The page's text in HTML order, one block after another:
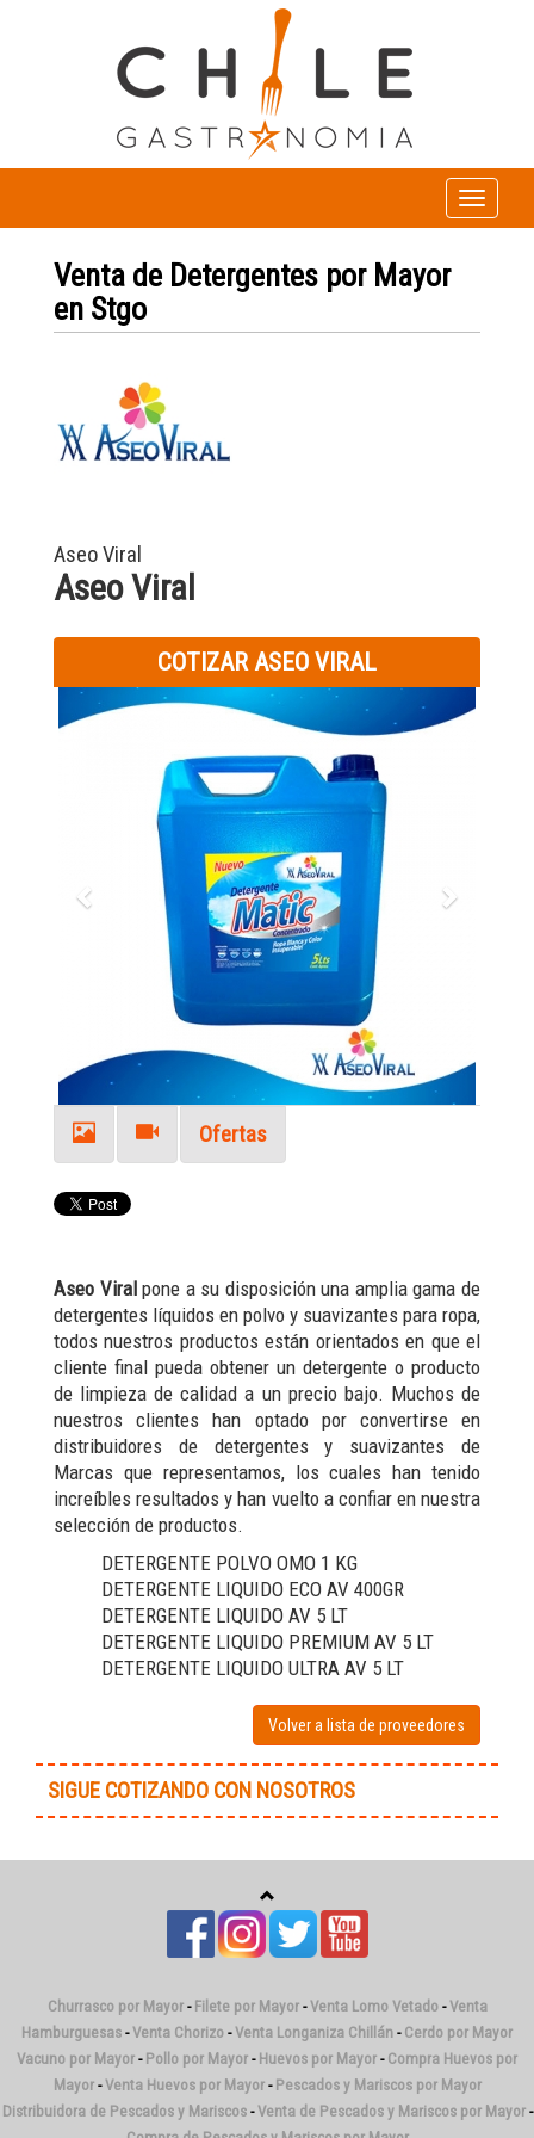
Toggle
navigation
Venta de Detergentes por Mayor
en Stgo
Aseo Viral
Aseo Viral
COTIZAR ASEO VIRAL
Previous
Ofertas
Aseo Viralpone a su disposición una amplia gama de
detergentes líquidos en polvo y suavizantes para ropa,
todos nuestros productos están orientados en que el
cliente final pueda obtener un detergente o producto
de limpieza de calidad a un precio bajo. Muchos de
nuestros clientes han optado por convertirse en
distribuidores de detergentes y suavizantes de
Marcas que representamos, los cuales han tenido
increíbles resultados y han vuelto a confiar en nuestra
selección de productos.
DETERGENTE POLVO OMO 1 KG
DETERGENTE LIQUIDO ECO AV 400GR
DETERGENTE LIQUIDO AV 5 LT
DETERGENTE LIQUIDO PREMIUM AV 5 LT
DETERGENTE LIQUIDO ULTRA AV 5 LT
Volver a lista de proveedores
SIGUE COTIZANDO CON NOSOTROS
Churrasco por Mayor- Filete por Mayor-Venta Lomo Vetado-Venta
Hamburguesas -Venta Chorizo -Venta Longaniza Chillán - Cerdo por Mayor
Vacuno por Mayor - Pollo por Mayor - Huevos por Mayor - Compra Huevos por
Mayor-Venta Huevos por Mayor- Pescados y Mariscos por Mayor
Distribuidora de Pescados y Mariscos-Venta de Pescados y Mariscos por Mayor-